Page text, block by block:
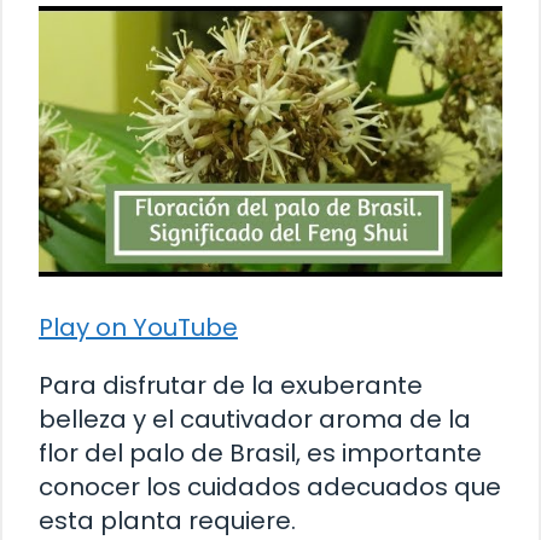
Play on YouTube
Para disfrutar de la exuberante
belleza y el cautivador aroma de la
flor del palo de Brasil, es importante
conocer los cuidados adecuados que
esta planta requiere.